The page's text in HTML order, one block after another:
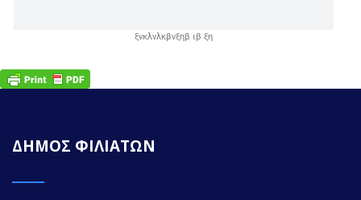
ξνκλνλκβνξηβ ιβ ξη
ΔΗΜΟΣ ΦΙΛΙΑΤΩΝ